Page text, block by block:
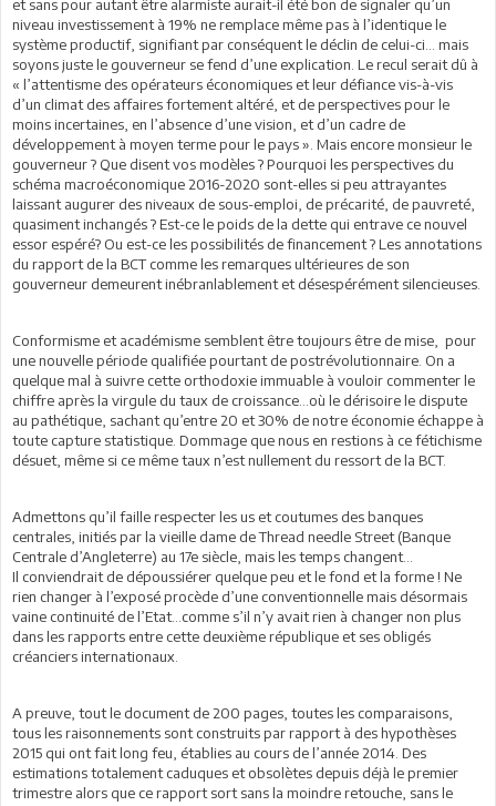
et sans pour autant être alarmiste aurait-il été bon de signaler qu’un
niveau investissement à 19% ne remplace même pas à l’identique le
système productif, signifiant par conséquent le déclin de celui-ci… mais
soyons juste le gouverneur se fend d’une explication. Le recul serait dû à
« l’attentisme des opérateurs économiques et leur défiance vis-à-vis
d’un climat des affaires fortement altéré, et de perspectives pour le
moins incertaines, en l’absence d’une vision, et d’un cadre de
développement à moyen terme pour le pays ». Mais encore monsieur le
gouverneur ? Que disent vos modèles ? Pourquoi les perspectives du
schéma macroéconomique 2016-2020 sont-elles si peu attrayantes
laissant augurer des niveaux de sous-emploi, de précarité, de pauvreté,
quasiment inchangés ? Est-ce le poids de la dette qui entrave ce nouvel
essor espéré? Ou est-ce les possibilités de financement ? Les annotations
du rapport de la BCT comme les remarques ultérieures de son
gouverneur demeurent inébranlablement et désespérément silencieuses.
Conformisme et académisme semblent être toujours être de mise, pour
une nouvelle période qualifiée pourtant de postrévolutionnaire. On a
quelque mal à suivre cette orthodoxie immuable à vouloir commenter le
chiffre après la virgule du taux de croissance…où le dérisoire le dispute
au pathétique, sachant qu’entre 20 et 30% de notre économie échappe à
toute capture statistique. Dommage que nous en restions à ce fétichisme
désuet, même si ce même taux n’est nullement du ressort de la BCT.
Admettons qu’il faille respecter les us et coutumes des banques
centrales, initiés par la vieille dame de Thread needle Street (Banque
Centrale d’Angleterre) au 17e siècle, mais les temps changent...
Il conviendrait de dépoussiérer quelque peu et le fond et la forme ! Ne
rien changer à l’exposé procède d’une conventionnelle mais désormais
vaine continuité de l’Etat…comme s’il n’y avait rien à changer non plus
dans les rapports entre cette deuxième république et ses obligés
créanciers internationaux.
A preuve, tout le document de 200 pages, toutes les comparaisons,
tous les raisonnements sont construits par rapport à des hypothèses
2015 qui ont fait long feu, établies au cours de l’année 2014. Des
estimations totalement caduques et obsolètes depuis déjà le premier
trimestre alors que ce rapport sort sans la moindre retouche, sans le